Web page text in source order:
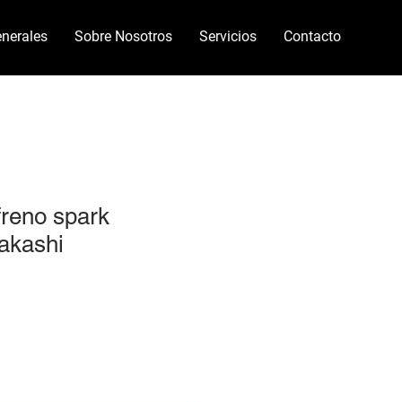
Sobre Nosotros Servicios Contacto
spark